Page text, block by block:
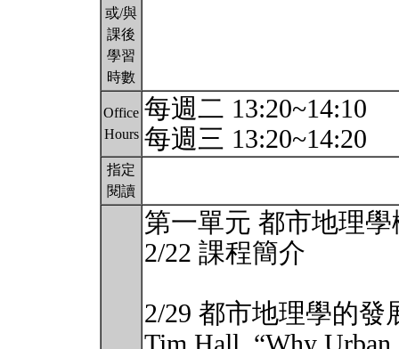
或/與
課後
學習
時數
Office
Hours
每週二 13:20~14:10
每週三 13:20~14:20
指定
閱讀
第一單元 都市地理學
2/22 課程簡介
2/29 都市地理學的發